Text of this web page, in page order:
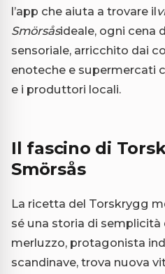
l’app che aiuta a trovare il
Smörsåsideale, ogni cena
sensoriale, arricchito dai
enoteche e supermercati
e i produttori locali.
Il fascino di
Smörsås
La ricetta del Torskrygg
sé una storia di semplicità
merluzzo, protagonista
scandinave, trova nuova